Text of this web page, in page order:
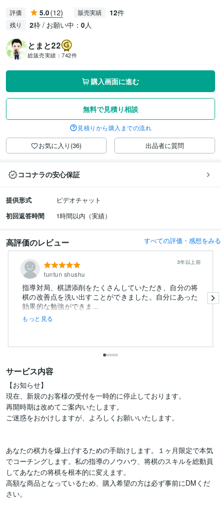
評価 5.0(12) 販売実績 12件
残り 2枠 / お願い中： 0人
とまと22
総販売実績： 742件
購入画面に進む
無料で見積り相談
見積りから購入までの流れ
お気に入り(36) 出品者に質問
ココナラの安心保証
提供形式
ビデオチャット
初回返答時間
1時間以内（実績）
高評価のレビュー すべての評価・感想をみる
tuntun shushu
3年以上前
指導対局、棋譜添削をたくさんしていただき、自分の将
棋の改善点を洗い出すことができました。自分にあった
効果的な勉強ができま...
もっと見る
サービス内容
【お知らせ】
現在、新規のお客様の受付を一時的に停止しております。
再開時期は改めてご案内いたします。
ご迷惑をおかけしますが、よろしくお願いいたします。
あなたの棋力を爆上げするための手助けします。１ヶ月限定で本気
でコーチングします。私の指導のノウハウ、将棋のスキルを総動員
してあなたの将棋を根本的に変えます。
高額な商品となっているため、購入希望の方は必ず事前にDMくだ
さい。